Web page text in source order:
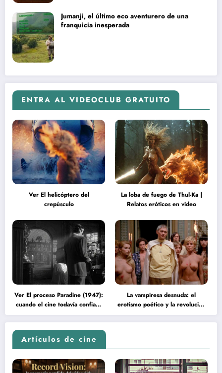
Jumanji, el último eco aventurero de una
franquicia inesperada
ENTRA AL VIDEOCLUB GRATUITO
Ver El helicóptero del
crepúsculo
La loba de fuego de Thul-Ka |
Relatos eróticos en video
Ver El proceso Paradine (1947):
cuando el cine todavía confiaba
en la inteligencia del espectador
La vampiresa desnuda: el
erotismo poético y la revolución
psicodélica de Jean Rollin
Artículos de cine